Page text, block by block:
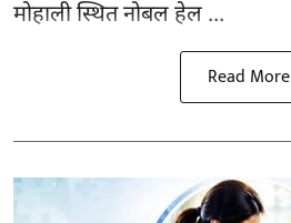
मोहाली स्थित नोबल हेल ...
Read More